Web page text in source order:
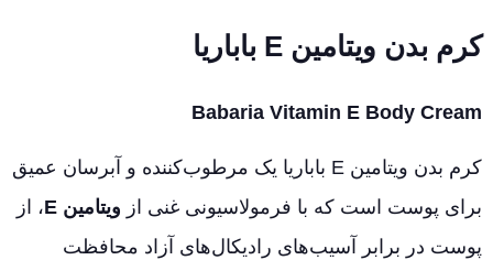
کرم بدن ویتامین E باباریا
Babaria Vitamin E Body Cream
کرم بدن ویتامین E باباریا یک مرطوب‌کننده و آبرسان عمیق
برای پوست است که با فرمولاسیونی غنی از ویتامین E
، از
پوست در برابر آسیب‌های رادیکال‌های آزاد محافظت